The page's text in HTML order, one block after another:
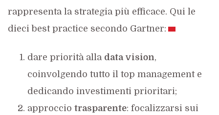
rappresenta la strategia più efficace. Qui le
dieci best practice secondo Gartner:
dare priorità alla data vision,
coinvolgendo tutto il top management e
dedicando investimenti prioritari;
approccio trasparente: focalizzarsi sui